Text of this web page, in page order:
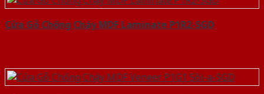
Cửa Gỗ Chống Cháy MDF Laminate P1R2-SGD